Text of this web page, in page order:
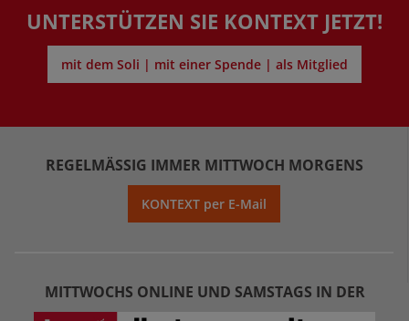
UNTERSTÜTZEN SIE KONTEXT JETZT!
mit dem Soli | mit einer Spende | als Mitglied
REGELMÄSSIG IMMER MITTWOCH MORGENS
KONTEXT per E-Mail
MITTWOCHS ONLINE UND SAMSTAGS IN DER